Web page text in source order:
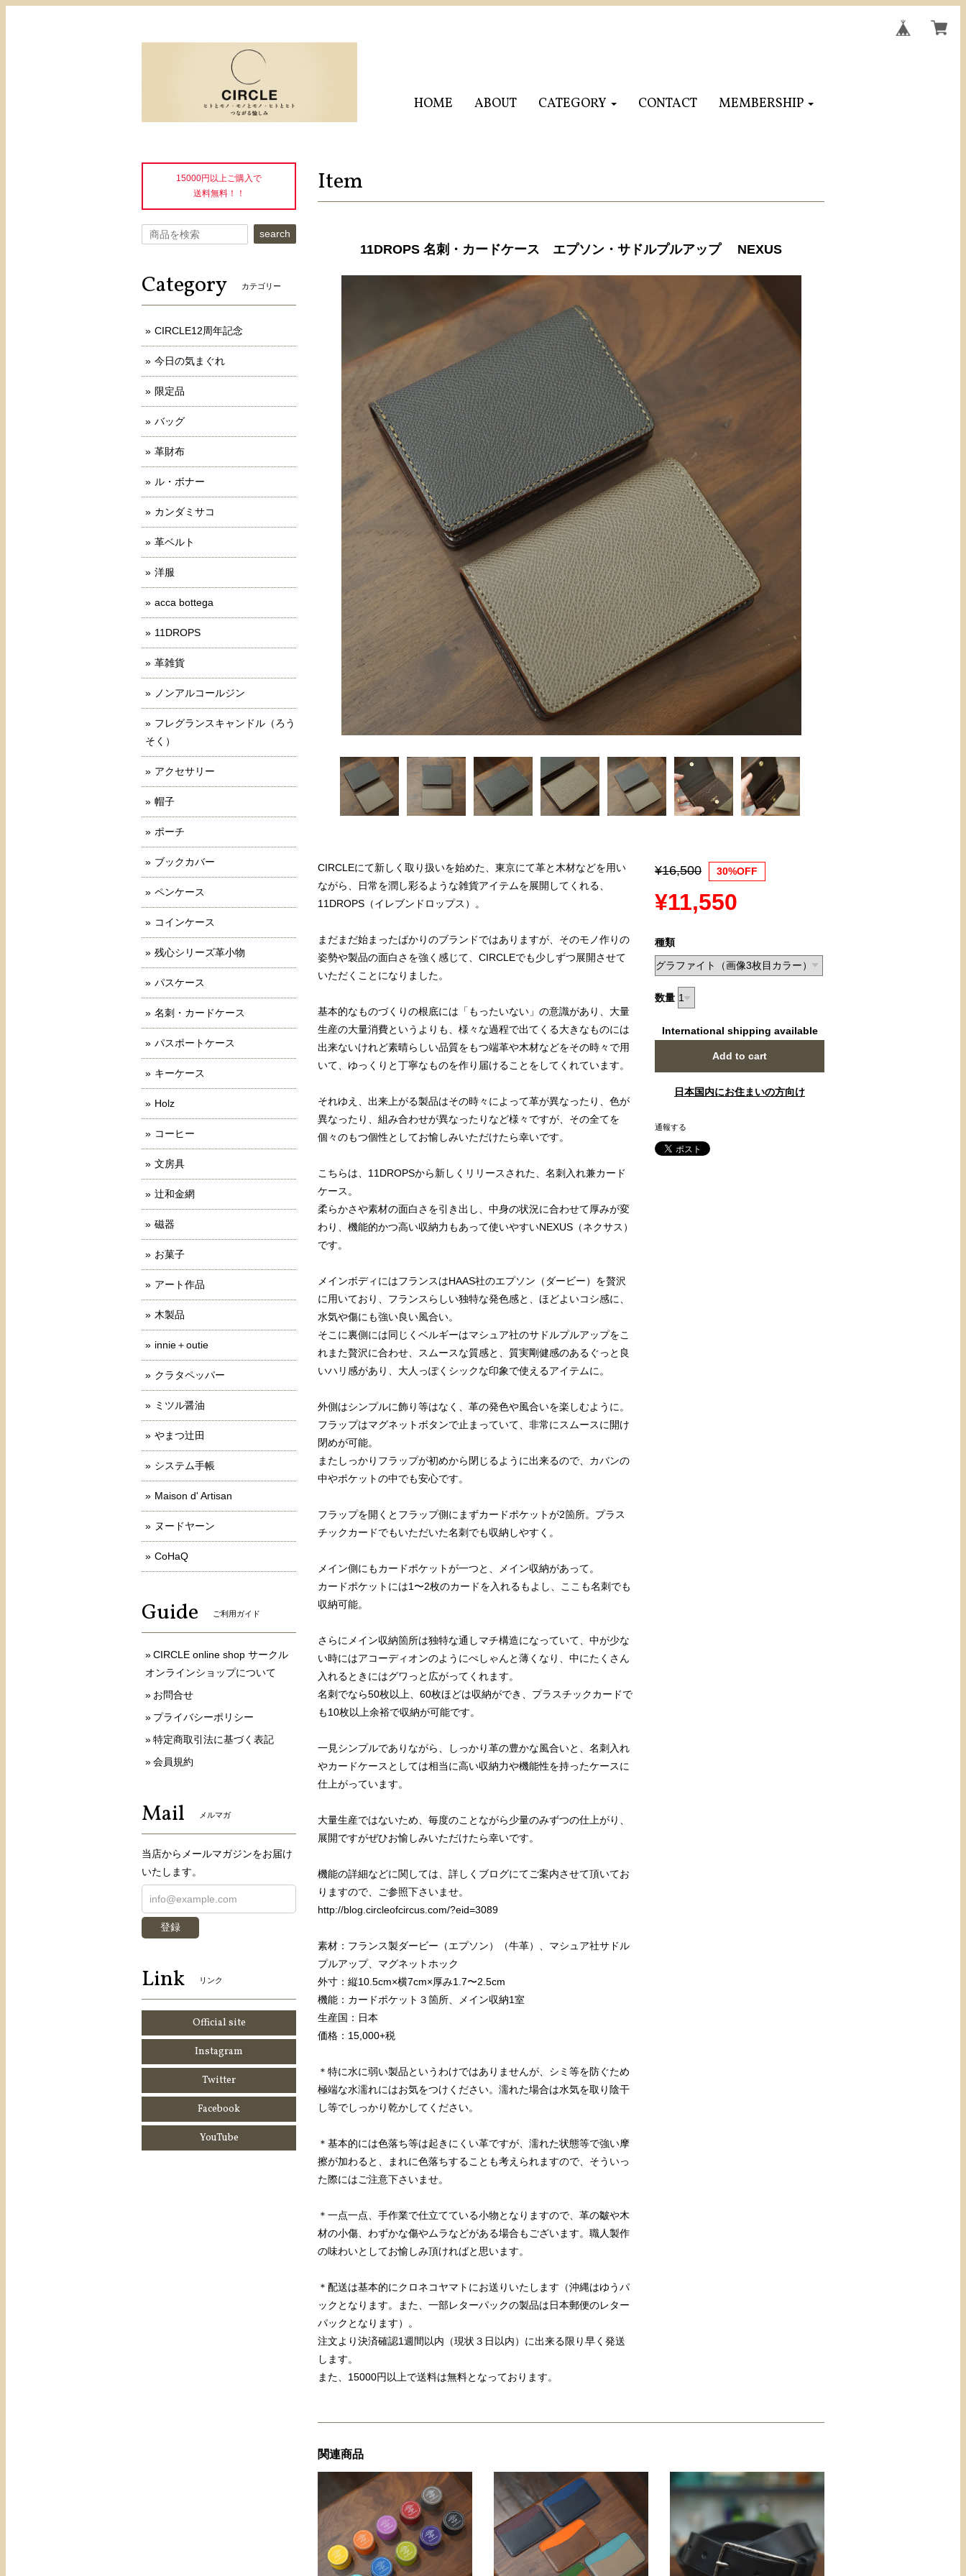
HOME ABOUT CATEGORY CONTACT MEMBERSHIP
Item
11DROPS 名刺・カードケース エプソン・サドルプルアップ NEXUS
CIRCLEにて新しく取り扱いを始めた、東京にて革と木材などを用い
ながら、日常を潤し彩るような雑貨アイテムを展開してくれる、
11DROPS（イレブンドロップス）。
まだまだ始まったばかりのブランドではありますが、そのモノ作りの
姿勢や製品の面白さを強く感じて、CIRCLEでも少しずつ展開させて
いただくことになりました。
基本的なものづくりの根底には「もったいない」の意識があり、大量
生産の大量消費というよりも、様々な過程で出てくる大きなものには
出来ないけれど素晴らしい品質をもつ端革や木材などをその時々で用
いて、ゆっくりと丁寧なものを作り届けることをしてくれています。
それゆえ、出来上がる製品はその時々によって革が異なったり、色が
異なったり、組み合わせが異なったりなど様々ですが、その全てを
個々のもつ個性としてお愉しみいただけたら幸いです。
こちらは、11DROPSから新しくリリースされた、名刺入れ兼カード
ケース。
柔らかさや素材の面白さを引き出し、中身の状況に合わせて厚みが変
わり、機能的かつ高い収納力もあって使いやすいNEXUS（ネクサス）
です。
メインボディにはフランスはHAAS社のエプソン（ダービー）を贅沢
に用いており、フランスらしい独特な発色感と、ほどよいコシ感に、
水気や傷にも強い良い風合い。
そこに裏側には同じくベルギーはマシュア社のサドルプルアップをこ
れまた贅沢に合わせ、スムースな質感と、質実剛健感のあるぐっと良
いハリ感があり、大人っぽくシックな印象で使えるアイテムに。
外側はシンプルに飾り等はなく、革の発色や風合いを楽しむように。
フラップはマグネットボタンで止まっていて、非常にスムースに開け
閉めが可能。
またしっかりフラップが初めから閉じるように出来るので、カバンの
中やポケットの中でも安心です。
フラップを開くとフラップ側にまずカードポケットが2箇所。プラス
チックカードでもいただいた名刺でも収納しやすく。
メイン側にもカードポケットが一つと、メイン収納があって。
カードポケットには1〜2枚のカードを入れるもよし、ここも名刺でも
収納可能。
さらにメイン収納箇所は独特な通しマチ構造になっていて、中が少な
い時にはアコーディオンのようにぺしゃんと薄くなり、中にたくさん
入れるときにはグワっと広がってくれます。
名刺でなら50枚以上、60枚ほどは収納ができ、プラスチックカードで
も10枚以上余裕で収納が可能です。
一見シンプルでありながら、しっかり革の豊かな風合いと、名刺入れ
やカードケースとしては相当に高い収納力や機能性を持ったケースに
仕上がっています。
大量生産ではないため、毎度のことながら少量のみずつの仕上がり、
展開ですがぜひお愉しみいただけたら幸いです。
機能の詳細などに関しては、詳しくブログにてご案内させて頂いてお
りますので、ご参照下さいませ。
http://blog.circleofcircus.com/?eid=3089
素材：フランス製ダービー（エプソン）（牛革）、マシュア社サドル
プルアップ、マグネットホック
外寸：縦10.5cm×横7cm×厚み1.7〜2.5cm
機能：カードポケット３箇所、メイン収納1室
生産国：日本
価格：15,000+税
＊特に水に弱い製品というわけではありませんが、シミ等を防ぐため
極端な水濡れにはお気をつけください。濡れた場合は水気を取り陰干
し等でしっかり乾かしてください。
＊基本的には色落ち等は起きにくい革ですが、濡れた状態等で強い摩
擦が加わると、まれに色落ちすることも考えられますので、そういっ
た際にはご注意下さいませ。
＊一点一点、手作業で仕立てている小物となりますので、革の皺や木
材の小傷、わずかな傷やムラなどがある場合もございます。職人製作
の味わいとしてお愉しみ頂ければと思います。
＊配送は基本的にクロネコヤマトにお送りいたします（沖縄はゆうパ
ックとなります。また、一部レターパックの製品は日本郵便のレター
パックとなります）。
注文より決済確認1週間以内（現状３日以内）に出来る限り早く発送
します。
また、15000円以上で送料は無料となっております。
¥16,500 30%OFF
¥11,550
種類
数量
International shipping available
Add to cart
日本国内にお住まいの方向け
通報する
関連商品
15000円以上ご購入で
送料無料！！
search
Category カテゴリー
CIRCLE12周年記念
今日の気まぐれ
限定品
バッグ
革財布
ル・ボナー
カンダミサコ
革ベルト
洋服
acca bottega
11DROPS
革雑貨
ノンアルコールジン
フレグランスキャンドル（ろう
そく）
アクセサリー
帽子
ポーチ
ブックカバー
ペンケース
コインケース
残心シリーズ革小物
パスケース
名刺・カードケース
パスポートケース
キーケース
Holz
コーヒー
文房具
辻和金網
磁器
お菓子
アート作品
木製品
innie＋outie
クラタペッパー
ミツル醤油
やまつ辻田
システム手帳
Maison d' Artisan
ヌードヤーン
CoHaQ
Guide ご利用ガイド
CIRCLE online shop サークル
オンラインショップについて
お問合せ
プライバシーポリシー
特定商取引法に基づく表記
会員規約
Mail メルマガ
当店からメールマガジンをお届け
いたします。
登録
Link リンク
Official site
Instagram
Twitter
Facebook
YouTube